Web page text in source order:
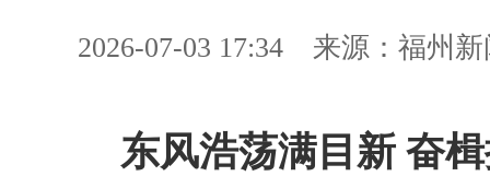
2026-07-03 17:34 来源：福州
东风浩荡满目新 奋